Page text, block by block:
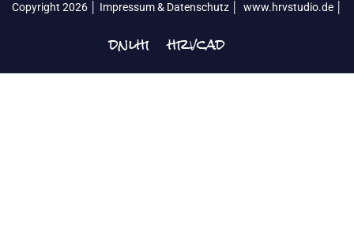
Copyright 2026 │ Impressum & Datenschutz│ www.hrvstudio.de│
dnlhrv │hrvcad